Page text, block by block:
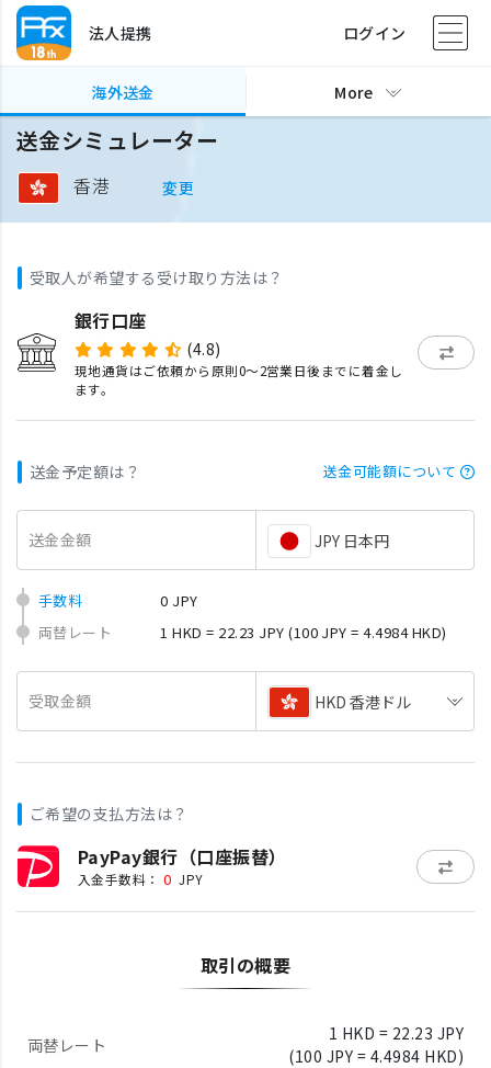
法人提携 ログイン
海外送金 More
送金シミュレーター
香港 変更
受取人が希望する受け取り方法は？
銀行口座
(4.8)
現地通貨はご依頼から原則0〜2営業日後までに着金し
ます。
送金予定額は？ 送金可能額について
送金金額 JPY 日本円
手数料
0 JPY
両替レート
1 HKD = 22.23 JPY (100 JPY = 4.4984 HKD)
受取金額 HKD 香港ドル
ご希望の支払方法は？
PayPay銀行（口座振替）
入金手数料： 0 JPY
取引の概要
両替レート
1 HKD = 22.23 JPY
(100 JPY = 4.4984 HKD)